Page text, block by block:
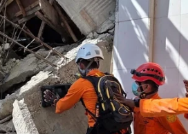
thông đặc biệt nghiêm trọng khiến
chiếc xe con bị biến dạng. (Ảnh: Cục
CSGT)